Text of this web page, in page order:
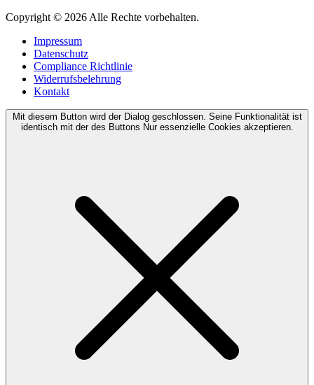
Copyright © 2026 Alle Rechte vorbehalten.
Impressum
Datenschutz
Compliance Richtlinie
Widerrufsbelehrung
Kontakt
Mit diesem Button wird der Dialog geschlossen. Seine Funktionalität ist
identisch mit der des Buttons Nur essenzielle Cookies akzeptieren.